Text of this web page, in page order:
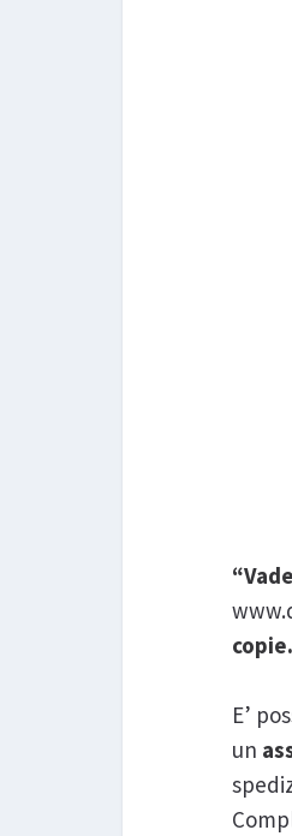
copie.
E’
un